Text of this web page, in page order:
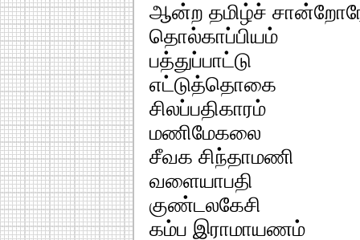
ஆன்ற தமிழ்ச்
தொல்காப்பியம்
பத்துப்பாட்டு
எட்டுத்தொகை
சிலப்பதிகாரம்
மணிமேகலை
சீவக சிந்தாமணி
வளையாபதி
குண்டலகேசி
கம்ப இராமாயணம்